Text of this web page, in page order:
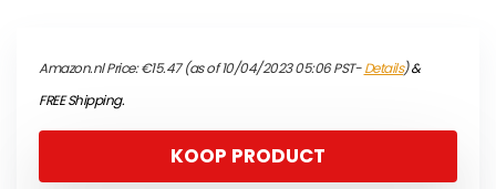
Amazon.nl Price:€15.47(as of 10/04/2023 05:06 PST-Details)&
FREE Shipping.
KOOP PRODUCT